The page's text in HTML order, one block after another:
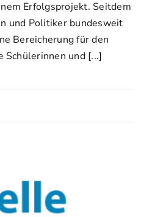
Erfolgsprojekt. Seitdem
und Politiker bundesweit
Bereicherung für den
Schülerinnen und [...]